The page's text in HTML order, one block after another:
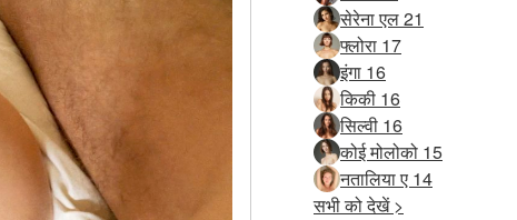
सेरेना एल 21
फ्लोरा 17
इंगा 16
किकी 16
सिल्वी 16
कोई मोलोको 15
नतालिया ए 14
सभी को देखें >